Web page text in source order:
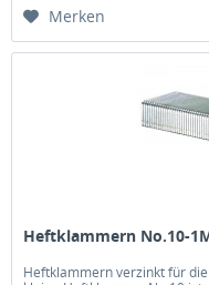
Merken
Heftklammern No.10-
Heftklammern verzinkt für